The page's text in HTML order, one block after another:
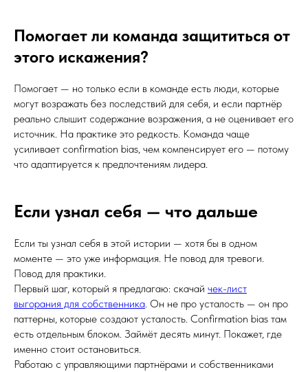
Помогает ли команда защититься от
этого искажения?
Помогает — но только если в команде есть люди, которые
могут возражать без последствий для себя, и если партнёр
реально слышит содержание возражения, а не оценивает его
источник. На практике это редкость. Команда чаще
усиливает confirmation bias, чем компенсирует его — потому
что адаптируется к предпочтениям лидера.
Если узнал себя — что дальше
Если ты узнал себя в этой истории — хотя бы в одном
моменте — это уже информация. Не повод для тревоги.
Повод для практики.
Первый шаг, который я предлагаю: скачай чек-лист
выгорания для собственника. Он не про усталость — он про
паттерны, которые создают усталость. Confirmation bias там
есть отдельным блоком. Займёт десять минут. Покажет, где
именно стоит остановиться.
Работаю с управляющими партнёрами и собственниками